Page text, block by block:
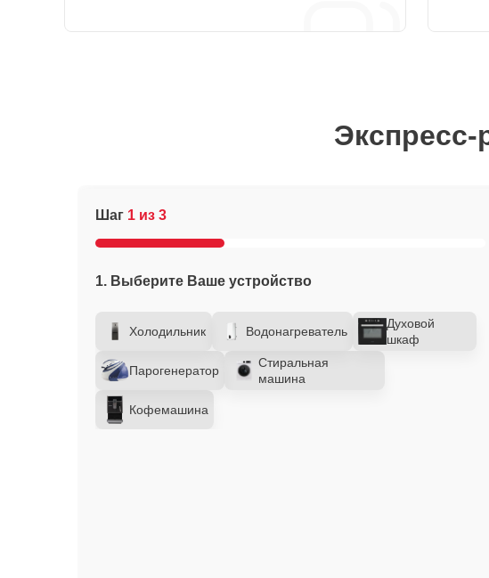
Экспресс-
Шаг 1 из 3
1. Выберите Ваше устройство
Холодильник Водонагреватель
Духовой
шкаф
Парогенератор
Стиральная
машина
Кофемашина